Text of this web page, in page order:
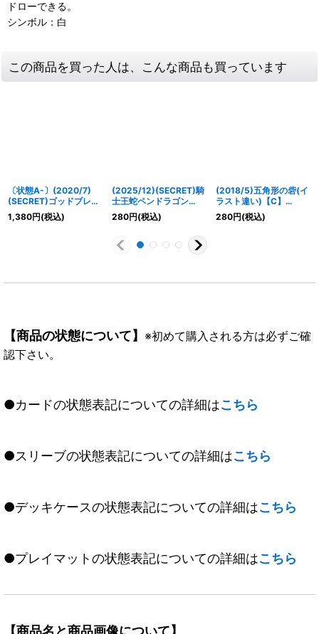
ドローできる。
シンボル：白
この商品を買った人は、こんな商品も買っています
〔状態A-〕(2020/7)
(SECRET)ゴッドブレイ
ク【X-SEC】{BS52-
X09}《多》
1,380円(税込)
(2025/12)(SECRET)騎
士王蛇ペンドラゴン
LT【M-SEC】{BSC49-
060}《紫》
280円(税込)
(2018/5)五角形の砦(イ
ラスト違い)【C】
{BS14-082}《白》
280円(税込)
【商品の状態について】 ※初めて購入される方は必ずご確
認下さい。
●カードの状態表記についての詳細はこちら
●スリーブの状態表記についての詳細はこちら
●デッキケースの状態表記についての詳細はこちら
●プレイマットの状態表記についての詳細はこちら
【商品名と商品画像について】